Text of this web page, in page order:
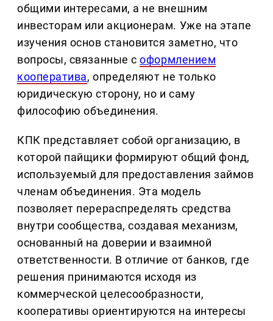
общими интересами, а не внешним
инвесторам или акционерам. Уже на этапе
изучения основ становится заметно, что
вопросы, связанные соформлением
кооператива, определяют не только
юридическую сторону, но и саму
философию объединения.
КПК представляет собой организацию, в
которой пайщики формируют общий фонд,
используемый для предоставления займов
членам объединения. Эта модель
позволяет перераспределять средства
внутри сообщества, создавая механизм,
основанный на доверии и взаимной
ответственности. В отличие от банков, где
решения принимаются исходя из
коммерческой целесообразности,
кооперативы ориентируются на интересы